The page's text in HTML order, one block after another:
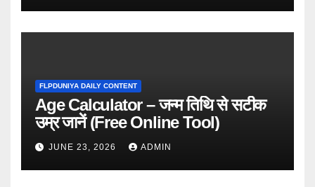
FLPDUNIYA DAILY CONTENT
Age Calculator – जन्म तिथि से सटीक
उम्र जानें (Free Online Tool)
JUNE 23, 2026 ADMIN